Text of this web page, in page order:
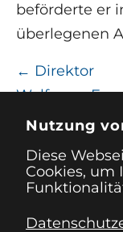
Nutzung
Diese
Cookies, um
beförderte er
überlegenen
← Direktor
Wolfgang E.
Weick im
Impressum